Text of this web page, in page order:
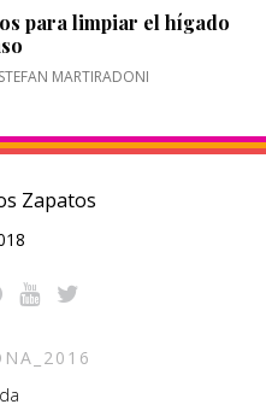
para limpiar el hígado
STEFAN MARTIRADONI